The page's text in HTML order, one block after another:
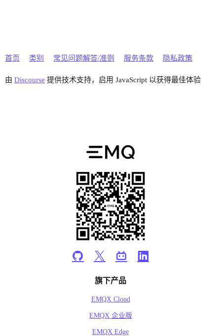
首页 类别 常见问题解答/准则 服务条款 隐私政策
由 Discourse 提供技术支持，启用 JavaScript 以获得最佳体验
旗下产品
EMQX Cloud
EMQX 企业版
EMQX Edge